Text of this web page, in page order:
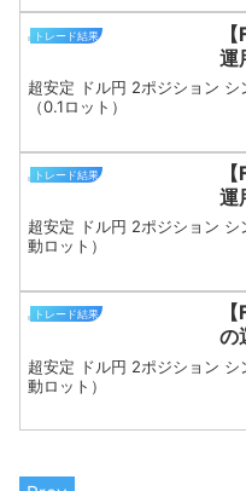
トレード結果
運
超安定 ドル円 2ポジション
（0.1ロット）
トレード結果
運
超安定 ドル円 2ポジション
動ロット）
トレード結果
の
超安定 ドル円 2ポジション
動ロット）